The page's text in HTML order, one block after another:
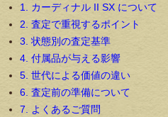
1. カーディナル II SX について
2. 査定で重視するポイント
3. 状態別の査定基準
4. 付属品が与える影響
5. 世代による価値の違い
6. 査定前の準備について
7. よくあるご質問